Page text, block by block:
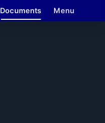
Documents Menu